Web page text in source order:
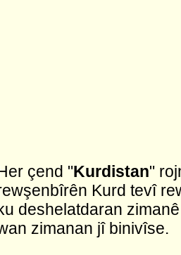
çend "Kurdistan"
Kurd tevî
deshelatdaran
zimanan jî binivîse.